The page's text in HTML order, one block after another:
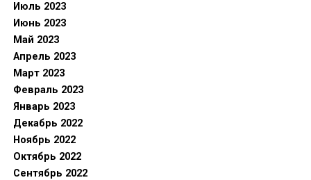
Июль 2023
Июнь 2023
Май 2023
Апрель 2023
Март 2023
Февраль 2023
Январь 2023
Декабрь 2022
Ноябрь 2022
Октябрь 2022
Сентябрь 2022